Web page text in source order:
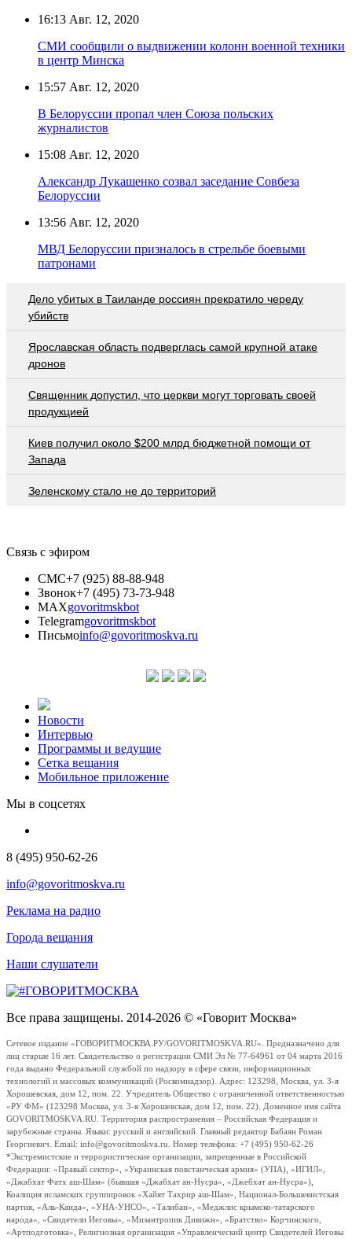
16:13 Авг. 12, 2020
СМИ сообщили о выдвижении колонн военной техники
в центр Минска
15:57 Авг. 12, 2020
В Белоруссии пропал член Союза польских
журналистов
15:08 Авг. 12, 2020
Александр Лукашенко созвал заседание Совбеза
Белоруссии
13:56 Авг. 12, 2020
МВД Белоруссии призналось в стрельбе боевыми
патронами
Дело убитых в Таиланде россиян прекратило череду
убийств
Ярославская область подверглась самой крупной атаке
дронов
Священник допустил, что церкви могут торговать своей
продукцией
Киев получил около $200 млрд бюджетной помощи от
Запада
Зеленскому стало не до территорий
Связь с эфиром
СМС+7 (925) 88-88-948
Звонок+7 (495) 73-73-948
MAXgovoritmskbot
Telegramgovoritmskbot
Письмоinfo@govoritmoskva.ru
Новости
Интервью
Программы и ведущие
Сетка вещания
Мобильное приложение
Мы в соцсетях
8 (495) 950-62-26
info@govoritmoskva.ru
Реклама на радио
Города вещания
Наши слушатели
Все права защищены. 2014-2026 © «Говорит Москва»
Сетевое издание «ГОВОРИТМОСКВА.РУ/GOVORITMOSKVA.RU». Предназначено для
лиц старше 16 лет. Свидетельство о регистрации СМИ Эл № 77-64961 от 04 марта 2016
года выдано Федеральной службой по надзору в сфере связи, информационных
технологий и массовых коммуникаций (Роскомнадзор). Адрес: 123298, Москва, ул. 3-я
Хорошевская, дом 12, пом. 22. Учредитель Общество с ограниченной ответственностью
«РУ ФМ» (123298 Москва, ул. 3-я Хорошевская, дом 12, пом. 22). Доменное имя сайта
GOVORITMOSKVA.RU. Территория распространения – Российская Федерация и
зарубежные страны. Языки: русский и английский. Главный редактор Бабаян Роман
Георгиевич. Email: info@govoritmoskva.ru. Номер телефона: +7 (495) 950-62-26
*Экстремистские и террористические организации, запрещенные в Российской
Федерации: «Правый сектор», «Украинская повстанческая армия» (УПА), «ИГИЛ»,
«Джабхат Фатх аш-Шам» (бывшая «Джабхат ан-Нусра», «Джебхат ан-Нусра»),
Коалиция исламских группировок «Хайят Тахрир аш-Шам», Национал-Большевистская
партия, «Аль-Каида», «УНА-УНСО», «Талибан», «Меджлис крымско-татарского
народа», «Свидетели Иеговы», «Мизантропик Дивижн», «Братство» Корчинского,
«Артподготовка», Религиозная организация «Управленческий центр Свидетелей Иеговы